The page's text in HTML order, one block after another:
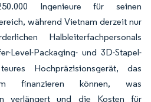
Ingenieure für seinen
während Vietnam derzeit nur
Halbleiterfachpersonals
Level-Packaging- und 3D-Stapel-
Hochpräzisionsgerät, das
finanzieren können, was
verlängert und die Kosten für